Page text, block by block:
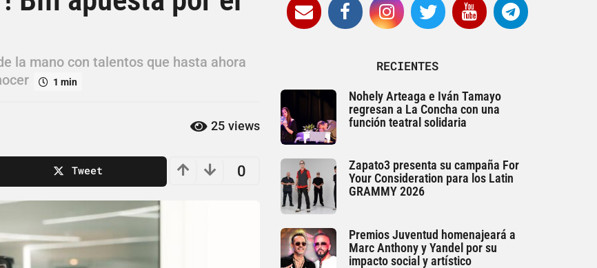
la mano con talentos que hasta ahora
1 min
25 views
0
Tweet
RECIENTES
Nohely Arteaga e Iván Tamayo
regresan a La Concha con una
función teatral solidaria
Zapato3 presenta su campaña For
Your Consideration para los Latin
GRAMMY 2026
Premios Juventud homenajeará a
Marc Anthony y Yandel por su
impacto social y artístico